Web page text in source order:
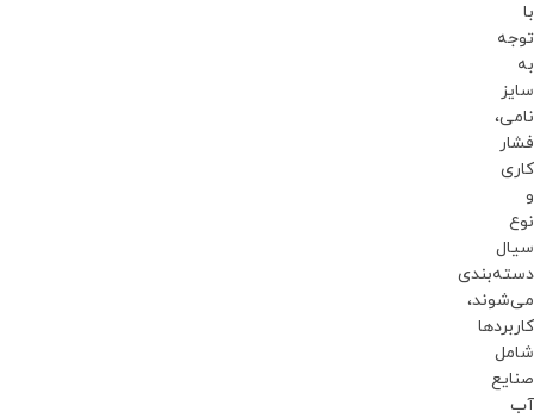
با
توجه
به
سایز
نامی،
فشار
کاری
و
نوع
سیال
دسته‌بندی
می‌شوند،
کاربردها
شامل
صنایع
آب